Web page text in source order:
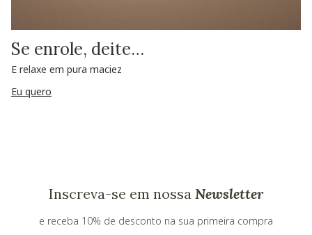
Se enrole, deite…
E relaxe em pura maciez
Eu quero
Inscreva-se em nossa Newsletter
e receba 10% de desconto na sua primeira compra